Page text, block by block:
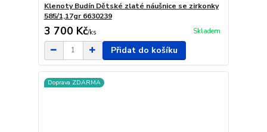
Klenoty Budín Dětské zlaté náušnice se zirkonky
585/1,17gr 6630239
3 700 Kč/ks Skladem
Přidat do košíku
Doprava ZDARMA